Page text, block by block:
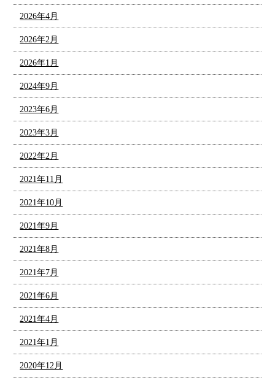
2026年4月
2026年2月
2026年1月
2024年9月
2023年6月
2023年3月
2022年2月
2021年11月
2021年10月
2021年9月
2021年8月
2021年7月
2021年6月
2021年4月
2021年1月
2020年12月